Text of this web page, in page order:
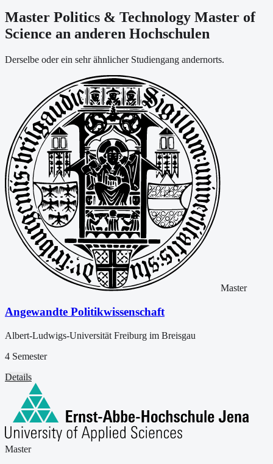
Master Politics & Technology Master of
Science an anderen Hochschulen
Derselbe oder ein sehr ähnlicher Studiengang andernorts.
Master
Angewandte Politikwissenschaft
Albert-Ludwigs-Universität Freiburg im Breisgau
4 Semester
Details
Master